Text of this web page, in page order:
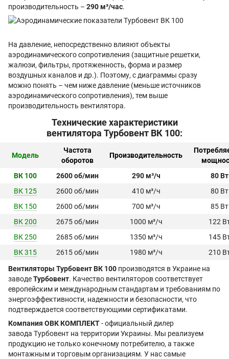
производительность – 290 м³/час.
На давление, непосредственно влияют объекты
аэродинамического сопротивления (защитные решетки,
жалюзи, фильтры, протяженность, форма и размер
воздушных каналов и др.). Поэтому, с диаграммы сразу
можно понять – чем ниже давление (меньше источников
аэродинамического сопротивления), тем выше
производительность вентилятора.
Технические характеристики
вентилятора Турбовент ВК 100:
Модель
Частота
оборотов
Производительность
ВК 100
2600 об/мин 290 м³/ч
80 Вт
ВК 125
2600 об/мин 410 м³/ч
80 Вт
ВК 150
2600 об/мин 700 м³/ч
85 Вт
ВК 200
2675 об/мин 1000 м³/ч
122
ВК 250
2685 об/мин 1350 м³/ч
145
ВК 315
2615 об/мин 1980 м³/ч
210
Вентиляторы Турбовент ВК 100 производятся в Украине на
заводеТурбовент. Качество вентиляторов соответствует
европейским и международным стандартам и требованиям по
энергоэффективности, надежности и безопасности, что
подтверждается соответствующими сертификатами.
Компания ОВК КОМПЛЕКТ- официальный дилер
завода Турбовент на территории Украины. Мы реализуем
продукцию не только конечному потребителю, а также
монтажным и торговым организациям. У нас самые